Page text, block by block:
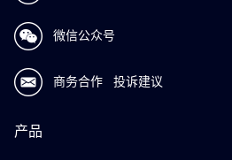
微信公众号
商务合作 投诉建议
产品